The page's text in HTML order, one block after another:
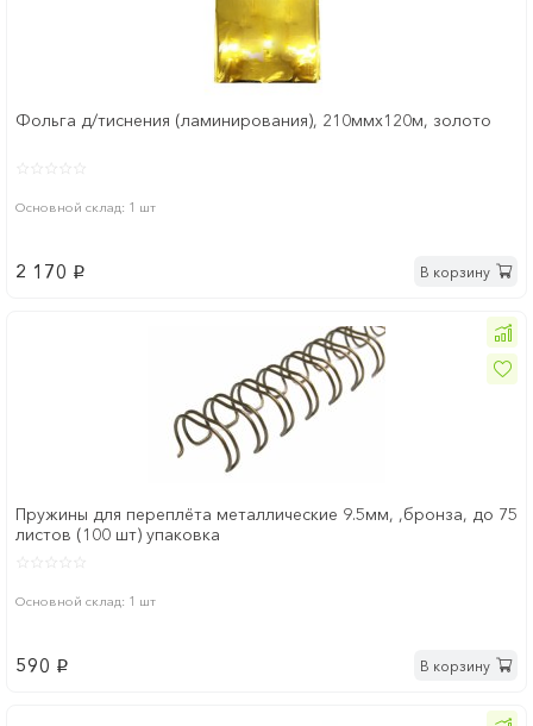
Фольга д/тиснения (ламинирования), 210ммх120м, золото
Основной склад: 1 шт
2 170 p В корзину
Пружины для переплёта металлические 9.5мм, ,бронза, до 75
листов (100 шт) упаковка
Основной склад: 1 шт
590 p В корзину